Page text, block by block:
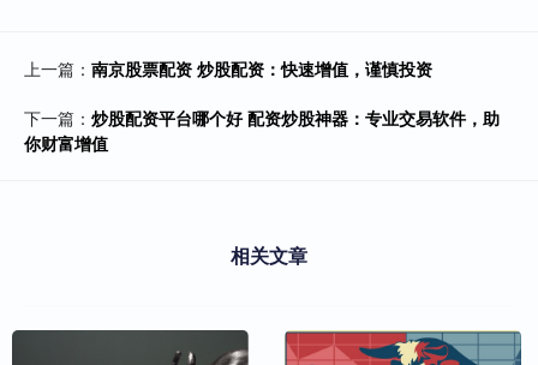
上一篇： 南京股票配资 炒股配资：快速增值，谨慎投资
下一篇： 炒股配资平台哪个好 配资炒股神器：专业交易软件，助
你财富增值
相关文章